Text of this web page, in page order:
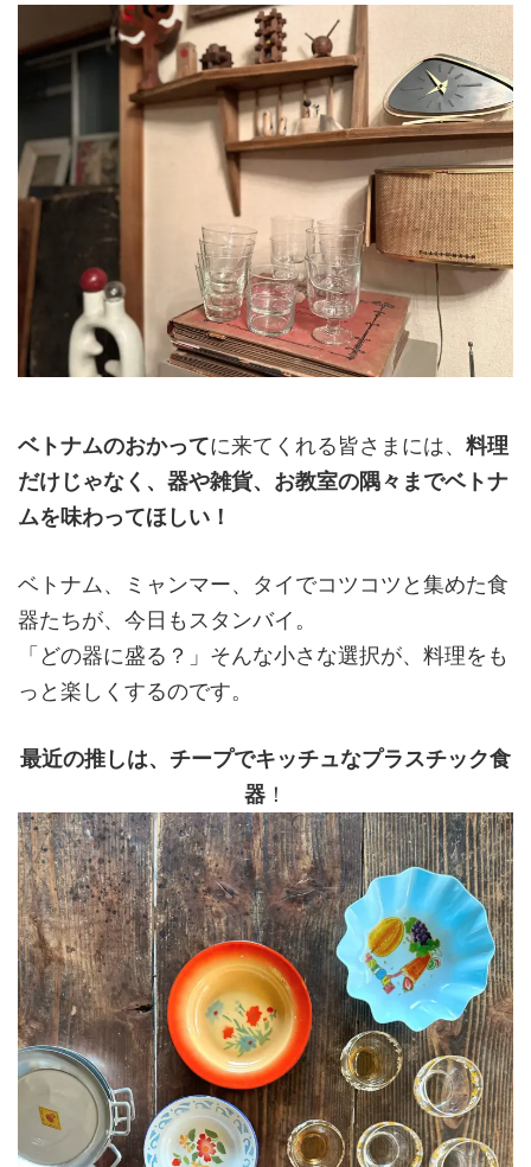
ベトナムのおかってに来てくれる皆さまには、 料理
だけじゃなく、器や雑貨、お教室の隅々までベトナ
ムを味わってほしい！
ベトナム、ミャンマー、タイでコツコツと集めた食
器たちが、今日もスタンバイ。
「どの器に盛る？」そんな小さな選択が、料理をも
っと楽しくするのです。
最近の推しは、チープでキッチュなプラスチック食
器 ！